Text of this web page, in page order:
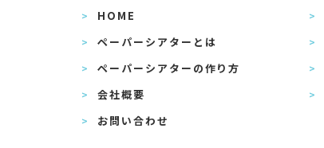
HOME
ペーパーシアターとは
ペーパーシアターの作り方
会社概要
お問い合わせ